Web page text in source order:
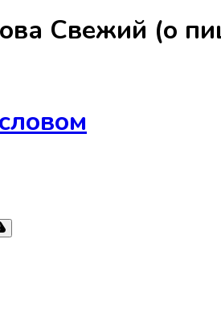
Свежий (о